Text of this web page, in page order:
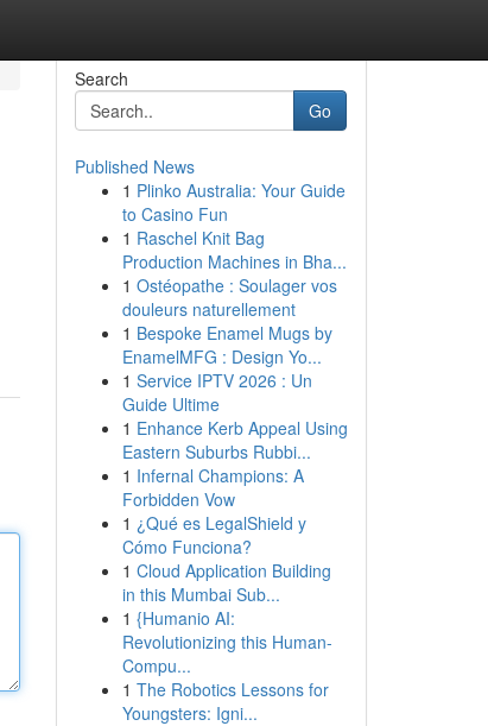
Search
Go
Published News
1 Plinko Australia: Your Guide
to Casino Fun
1 Raschel Knit Bag
Production Machines in Bha...
1 Ostéopathe : Soulager vos
douleurs naturellement
1 Bespoke Enamel Mugs by
EnamelMFG : Design Yo...
1 Service IPTV 2026 : Un
Guide Ultime
1 Enhance Kerb Appeal Using
Eastern Suburbs Rubbi...
1 Infernal Champions: A
Forbidden Vow
1 ¿Qué es LegalShield y
Cómo Funciona?
1 Cloud Application Building
in this Mumbai Sub...
1 {Humanio AI:
Revolutionizing this Human-
Compu...
1 The Robotics Lessons for
Youngsters: Igni...